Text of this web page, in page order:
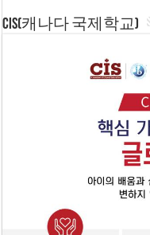
CIS(캐나다 국제학교)